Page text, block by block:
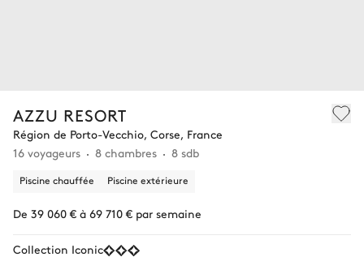
AZZU RESORT
Région de Porto-Vecchio, Corse, France
16 voyageurs
8 chambres 8 sdb
Piscine chauffée Piscine extérieure
De 39 060 € à 69 710 € par semaine
Collection Iconic